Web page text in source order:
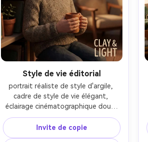
Style de vie éditorial
portrait réaliste de style d'argile,
cadre de style de vie élégant,
éclairage cinématographique doux,
objectif 85 mm, profondeur de
champ peu profonde, composition
éditoriale, texture naturelle de la
Invite de copie